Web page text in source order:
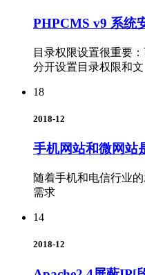
PHPCMS v9 系统
目录权限设置很重要
分开设置目录权限和文
18
2018-12
手机网站和微网站
随着手机和电信行业
需求
14
2018-12